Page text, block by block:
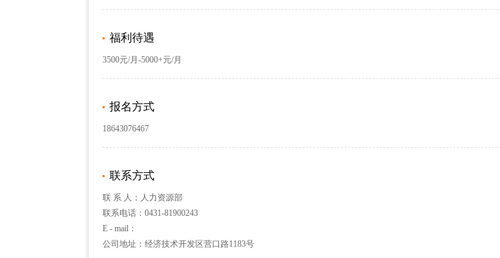
福利待遇
3500元/月-5000+元/月
报名方式
18643076467
联系方式
联 系 人：人力资源部
联系电话：0431-81900243
E - mail：
公司地址：经济技术开发区营口路1183号